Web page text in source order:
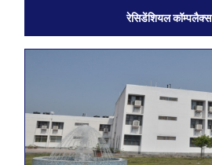
रेसिडेंशियल कॉम्पलैक्स